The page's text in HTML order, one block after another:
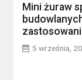
Mini żuraw
5 września,